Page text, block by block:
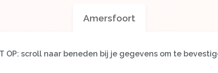
Amersfoort
OP: scroll naar beneden bij je gegevens om te